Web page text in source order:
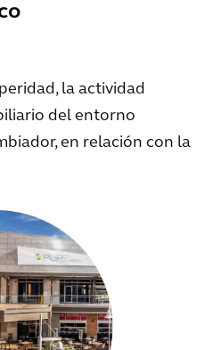
la actividad
del entorno
en relación con la